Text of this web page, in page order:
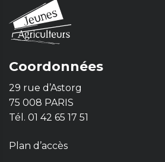
Coordonnées
29 rue d’Astorg
75 008 PARIS
Tél. 01 42 65 17 51
Plan d’accès